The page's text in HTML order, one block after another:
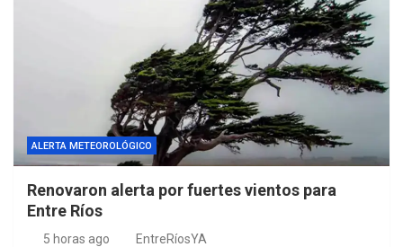
ALERTA METEOROLÓGICO
Renovaron alerta por fuertes vientos para
Entre Ríos
5 horas ago EntreRíosYA